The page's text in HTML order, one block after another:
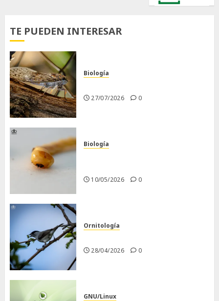
TE PUEDEN INTERESAR
Biología
27/07/2026 0
Biología
10/05/2026 0
Ornitología
28/04/2026 0
GNU/Linux